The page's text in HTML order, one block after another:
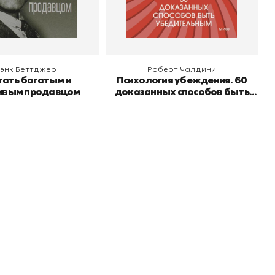
Беттджер
богатым и
продавцом
В корзину
Роберт Чалдини
Психология убеждения. 60
доказанных способов быть